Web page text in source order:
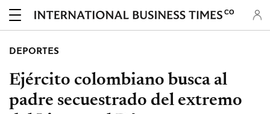
CO
DEPORTES
Ejército colombiano busca al
padre secuestrado del extremo